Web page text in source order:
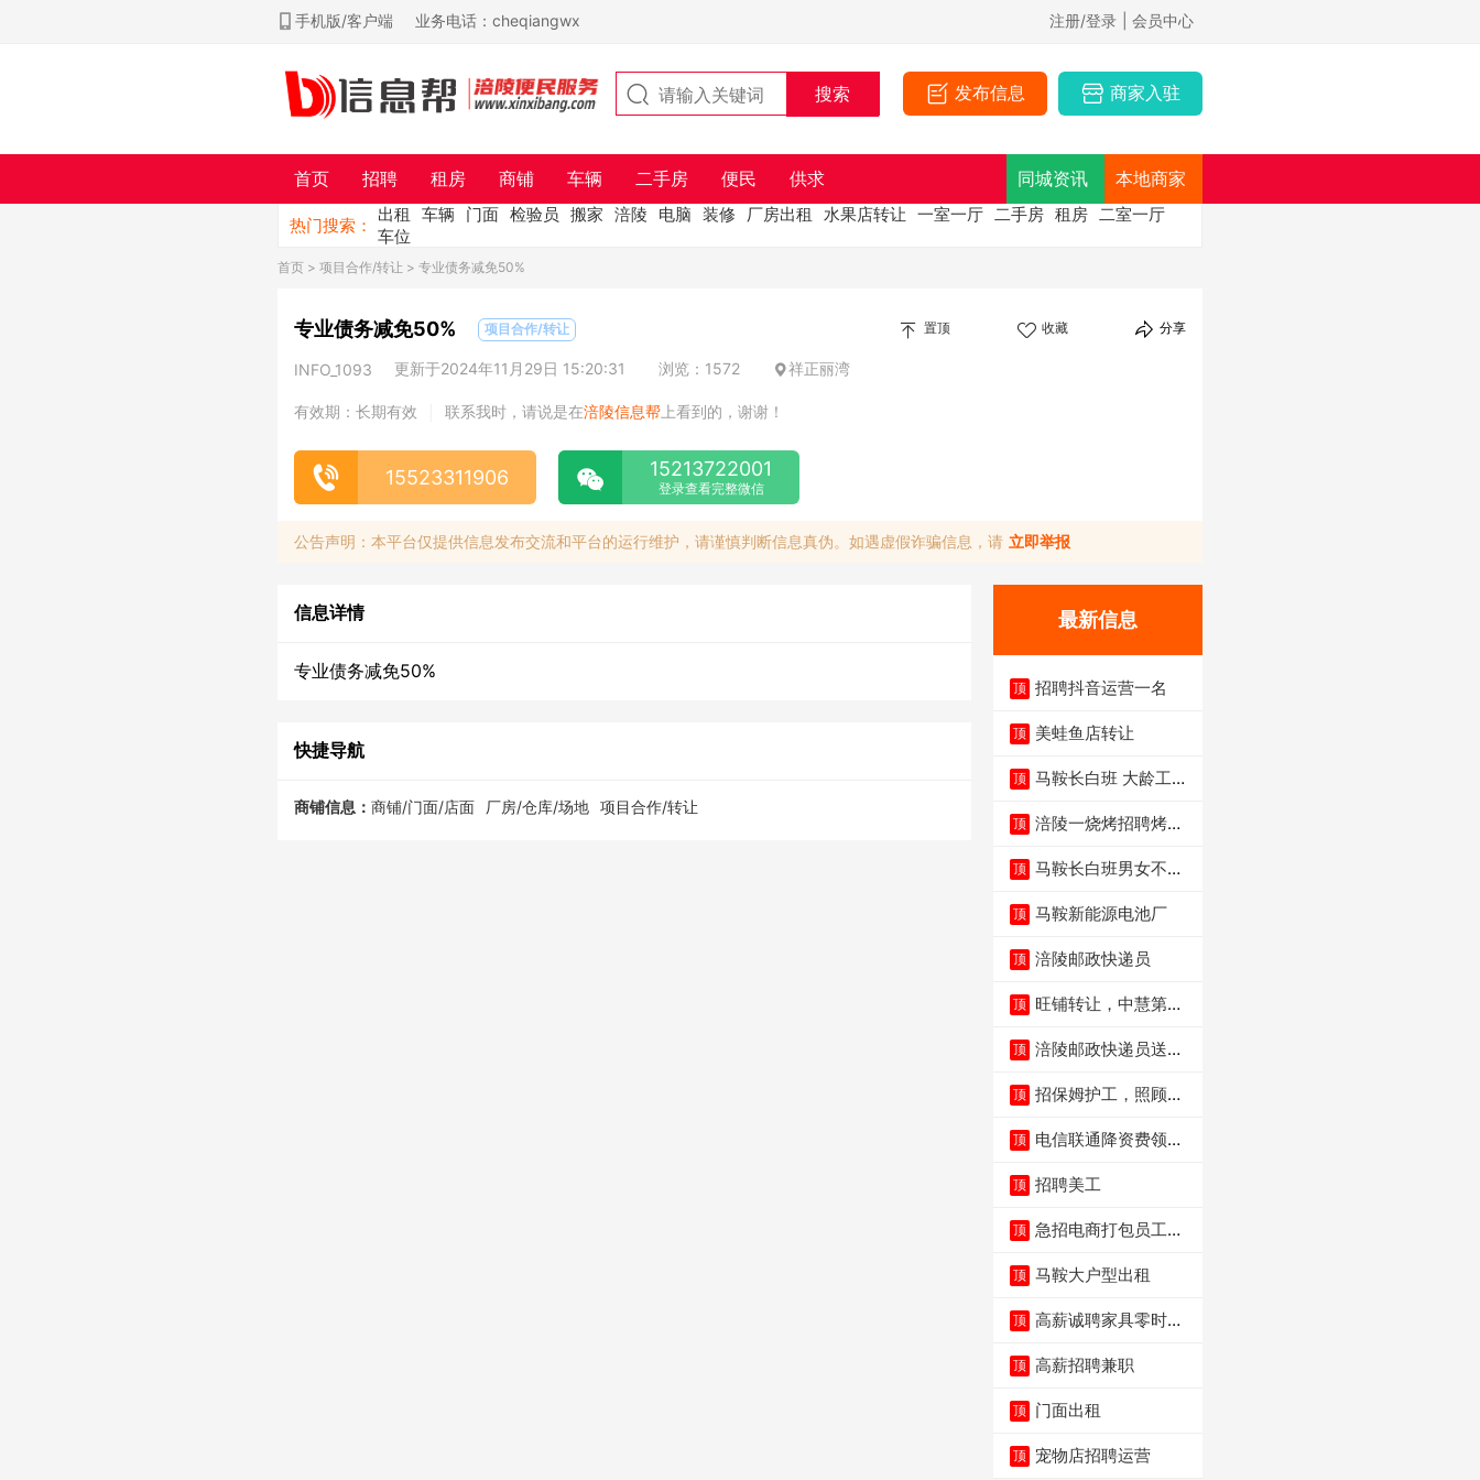
手机版/客户端 业务电话：cheqiangwx 注册/登录 | 会员中心
发布信息 商家入驻
首页 招聘 租房 商铺 车辆 二手房 便民 供求 同城资讯 本地商家
热门搜索：
出租 车辆 门面 检验员 搬家 涪陵 电脑 装修 厂房出租 水果店转让 一室一厅 二手房 租房 二室一厅
车位
首页 > 项目合作/转让 > 专业债务减免50%
专业债务减免50% 项目合作/转让 置顶 收藏 分享
INFO_1093 更新于2024年11月29日 15:20:31 浏览：1572 祥正丽湾
有效期：长期有效 联系我时，请说是在涪陵信息帮 上看到的，谢谢！
15523311906 15213722001
登录查看完整微信
公告声明：本平台仅提供信息发布交流和平台的运行维护，请谨慎判断信息真伪。如遇虚假诈骗信息，请 立即举报
信息详情
专业债务减免50%
快捷导航
商铺信息： 商铺/门面/店面 厂房/仓库/场地 项目合作/转让
最新信息
顶 招聘抖音运营一名
顶 美蛙鱼店转让
顶 马鞍长白班 大龄工大
顶 涪陵一烧烤招聘烤工
顶 马鞍长白班男女不限
顶 马鞍新能源电池厂
顶 涪陵邮政快递员
顶 旺铺转让，中慧第一
顶 涪陵邮政快递员送货
顶 招保姆护工，照顾病
顶 电信联通降资费领价
顶 招聘美工
顶 急招电商打包员工作
顶 马鞍大户型出租
顶 高薪诚聘家具零时促
顶 高薪招聘兼职
顶 门面出租
顶 宠物店招聘运营